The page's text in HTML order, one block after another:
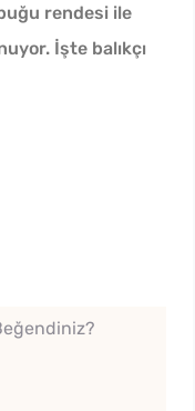
rendesi ile
İşte balıkçı